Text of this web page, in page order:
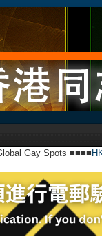
Gay Spots ■■■■